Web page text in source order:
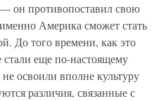
— он противопоставил свою
Америка сможет стать
До того времени, как это
еще по-настоящему
освоили вполне культуру
различия, связанные с